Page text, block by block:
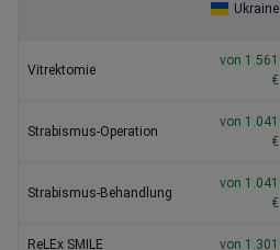
Ukraine
Vitrektomie
von 1.561
€
Strabismus-Operation
von 1.041
€
Strabismus-Behandlung
von 1.041
€
ReLEx SMILE
von 1.301